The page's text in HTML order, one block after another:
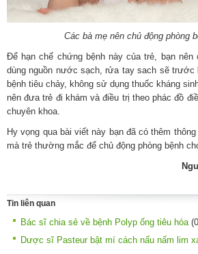
Các bà mẹ nên chủ động phòng
Để hạn chế chứng bệnh này của trẻ, bạn nên
dùng nguồn nước sạch, rửa tay sach sẽ trước
bệnh tiêu chảy, không sử dụng thuốc kháng
nên đưa trẻ đi khám và điều trị theo phác đồ
chuyên khoa.
Hy vọng qua bài viết này bạn đã có thêm
mà trẻ thường mắc để chủ động phòng bệnh
Tin liên quan
Bác sĩ chia sẻ về bệnh Polyp ống tiêu hóa
Dược sĩ Pasteur bật mí cách nấu nấm lim